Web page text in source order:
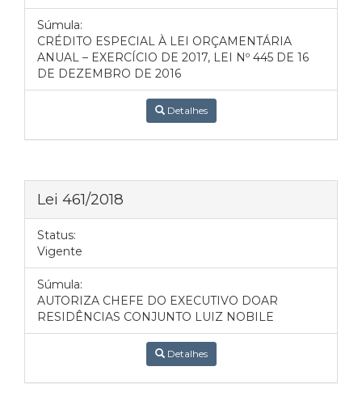
Súmula:
CRÉDITO ESPECIAL À LEI ORÇAMENTÁRIA
ANUAL – EXERCÍCIO DE 2017, LEI Nº 445 DE 16
DE DEZEMBRO DE 2016
Detalhes
Lei 461/2018
Status:
Vigente
Súmula:
AUTORIZA CHEFE DO EXECUTIVO DOAR
RESIDÊNCIAS CONJUNTO LUIZ NOBILE
Detalhes